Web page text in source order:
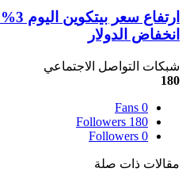
سوق
التداول
العالمي
36%
في
ارتفاع
سعر
بيتكوين
اليوم
3%
87.5
ألف
دولار
انخفاض
انخفاض الدولار
شبكات التواصل الاجتماعي
180
0
Fans
180
Followers
0
Followers
مقالات ذات صلة